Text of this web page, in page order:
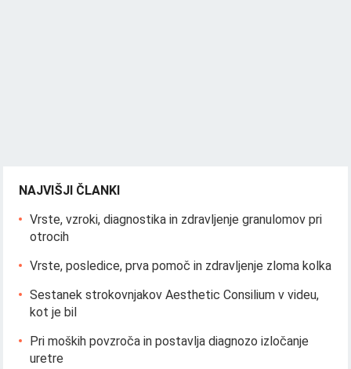
NAJVIŠJI ČLANKI
Vrste, vzroki, diagnostika in zdravljenje granulomov pri
otrocih
Vrste, posledice, prva pomoč in zdravljenje zloma kolka
Sestanek strokovnjakov Aesthetic Consilium v ​​videu,
kot je bil
Pri moških povzroča in postavlja diagnozo izločanje
uretre